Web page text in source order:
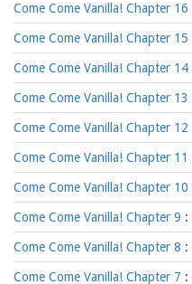
Come Come Vanilla! Chapter 16
Come Come Vanilla! Chapter 15
Come Come Vanilla! Chapter 14
Come Come Vanilla! Chapter 13
Come Come Vanilla! Chapter 12
Come Come Vanilla! Chapter 11
Come Come Vanilla! Chapter 10
Come Come Vanilla! Chapter 9 :
Come Come Vanilla! Chapter 8 :
Come Come Vanilla! Chapter 7 :